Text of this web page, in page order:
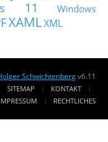
11
Windows
XAMLXML
Schwichtenbergv6.11
SITEMAP
KONTAKT
IMPRESSUM
RECHTLICHES